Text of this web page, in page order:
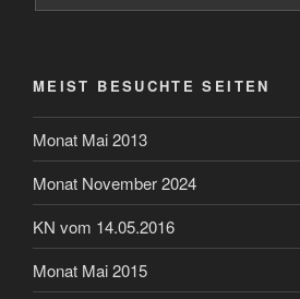
MEIST BESUCHTE SEITEN
Monat Mai 2013
Monat November 2024
KN vom 14.05.2016
Monat Mai 2015